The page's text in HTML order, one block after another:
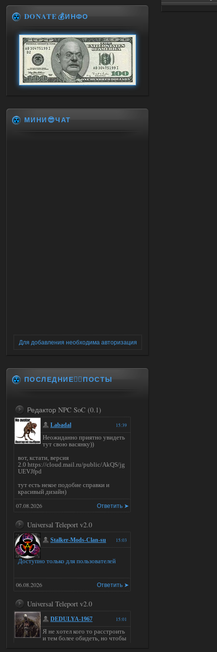
DONATE💰ИНФО
МИНИ😎ЧАТ
Для добавления необходима авторизация
ПОСЛЕДНИЕ✍🏻ПОСТЫ
Редактор NPC SoC (0.1)
15:39
Labadal
Неожиданно приятно увидеть
тут свою васянку))
вот, кстати, версия
2.0 https://cloud.mail.ru/public/AkQS/jg
UEVJfpd
тут есть некое подобие справки и
красивый дизайн)
Ответить ➤
07.08.2026
Universal Teleport v2.0
15:03
Stalker-Mods-Clan-su
Доступно только для пользователей
Ответить ➤
06.08.2026
Universal Teleport v2.0
15:01
DEDULYA-1967
Я не хотел кого то расстроить
и тем более обидеть, но чтобы